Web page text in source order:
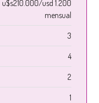
u$s210.000/usd 1.200
mensual
3
4
2
1